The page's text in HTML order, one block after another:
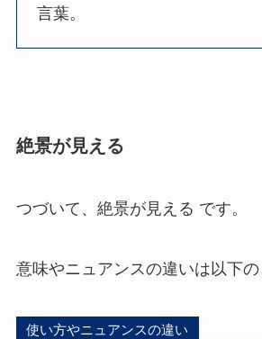
言葉。
絶景が見える
つづいて、絶景が見える です。
意味やニュアンスの違いは以下の
使い方やニュアンスの違い